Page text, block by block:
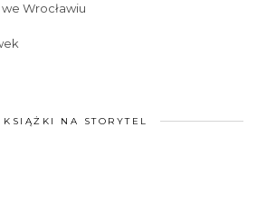
we Wrocławiu
KSIĄŻKI NA STORYTEL